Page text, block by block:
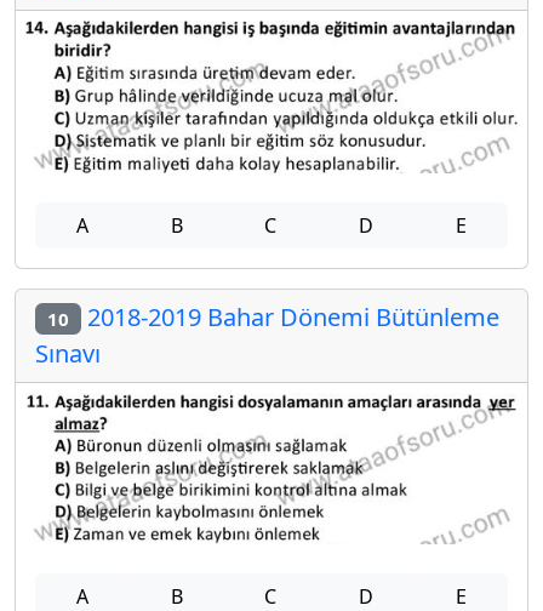
A B C D E
10 2018-2019 Bahar Dönemi Bütünleme
Sınavı
A B C D E